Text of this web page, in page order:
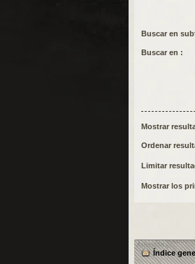
Buscar en
Buscar en :
Mostrar
Ordenar
Limitar
Mostrar los
Índice